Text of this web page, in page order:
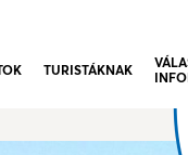
TURISTÁKNAK